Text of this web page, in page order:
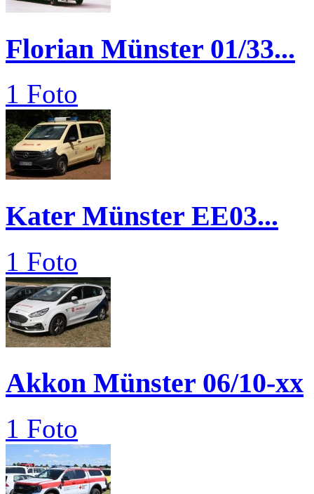
Florian Münster 01/33...
1 Foto
Kater Münster EE03...
1 Foto
Akkon Münster 06/10-xx
1 Foto